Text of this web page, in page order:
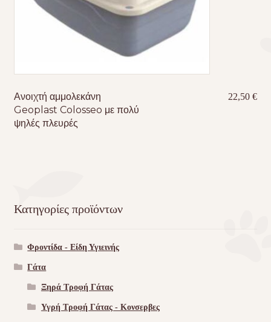
Ανοιχτή αμμολεκάνη
Geoplast Colosseo με πολύ
ψηλές πλευρές
22,50€
Κατηγορίες προϊόντων
Φροντίδα - Είδη Υγιεινής
Γάτα
Ξηρά Τροφή Γάτας
Υγρή Τροφή Γάτας - Kονσερβες